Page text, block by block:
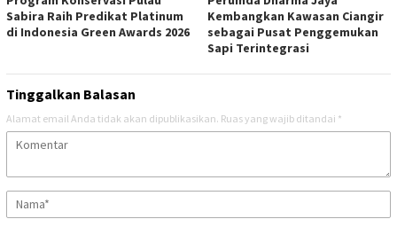
Sabira Raih Predikat Platinum
di Indonesia Green Awards 2026
Kembangkan Kawasan Ciangir
sebagai Pusat Penggemukan
Sapi Terintegrasi
Tinggalkan Balasan
Alamat email Anda tidak akan dipublikasikan. Ruas yang wajib ditandai *